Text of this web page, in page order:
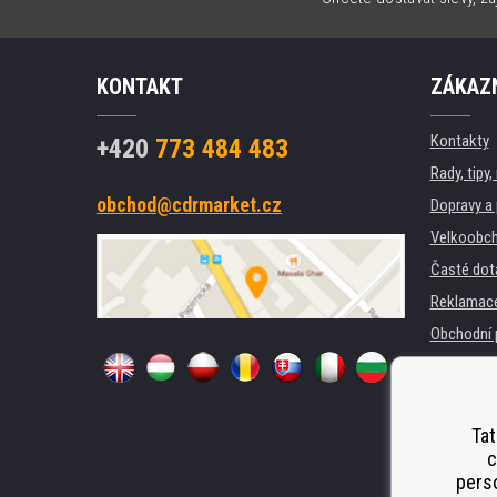
KONTAKT
+420 773 484 483
obchod@cdrmarket.cz
Kontakty
Rady,
Dopravy
Časté
Obchodní
Náhradní